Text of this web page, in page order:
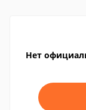
Нет